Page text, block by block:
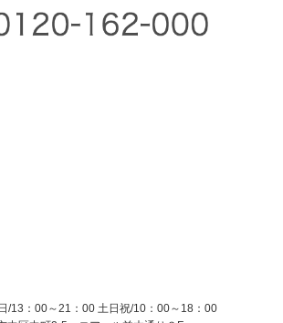
/13：00～21：00 土日祝/10：00～18：00